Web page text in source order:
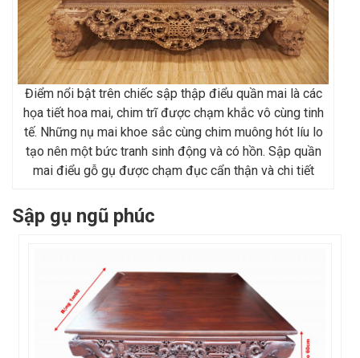
Điểm nổi bật trên chiếc sập thập điểu quần mai là các
họa tiết hoa mai, chim trĩ được chạm khắc vô cùng tinh
tế. Những nụ mai khoe sắc cùng chim muông hót líu lo
tạo nên một bức tranh sinh động và có hồn. Sập quần
mai điểu gỗ gụ được chạm đục cẩn thận và chi tiết
Sập gụ ngũ phúc